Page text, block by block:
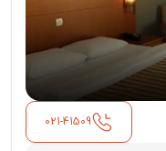
021-41509